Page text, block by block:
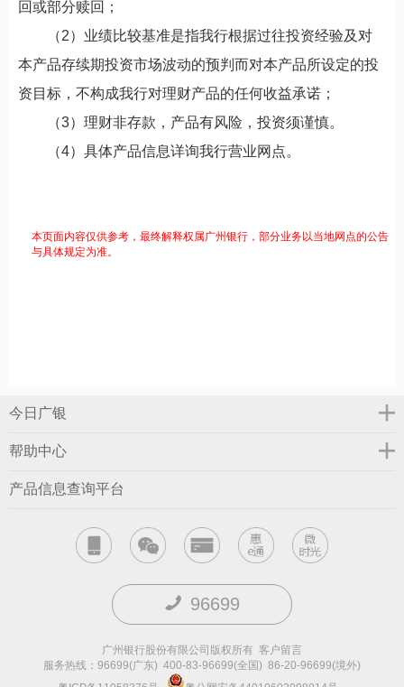
回或部分赎回；
（2） 业绩比较基准是指我行根据过往投资经验及对
本产品存续期投资市场波动的预判而对本产品所设定的投
资目标， 不构成我行对理财产品的任何收益承诺 ；
（3）理财非存款，产品有风险，投资须谨慎。
（4）具体产品信息详询我行营业网点。
本页面内容仅供参考，最终解释权属广州银行，部分业务以当地网点的公告
与具体规定为准。
今日广银
帮助中心
产品信息查询平台
96699
广州银行股份有限公司版权所有 客户留言
服务热线：96699(广东) 400-83-96699(全国) 86-20-96699(境外)